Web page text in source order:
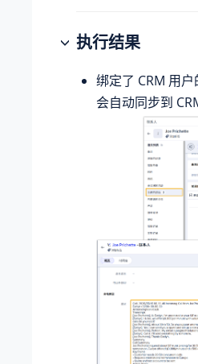
执行结果
绑定了 CRM 用
会自动同步到